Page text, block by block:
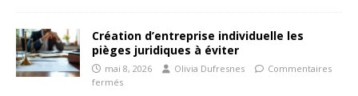
Création d’entreprise individuelle les
pièges juridiques à éviter
mai 8, 2026 Olivia Dufresnes
Commentaires
fermés